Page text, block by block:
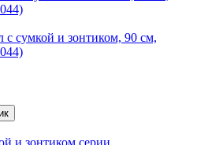
с сумкой и зонтиком, 90 см,